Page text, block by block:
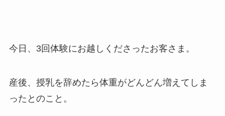
今日、3回体験にお越しくださったお客さま。
産後、授乳を辞めたら体重がどんどん増えてしま
ったとのこと。